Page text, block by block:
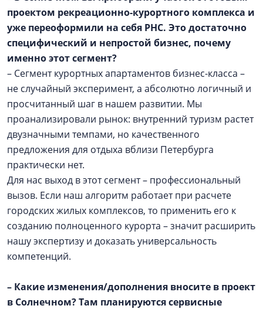
проектом рекреационно-курортного комплекса и
уже переоформили на себя РНС. Это достаточно
специфический и непростой бизнес, почему
именно этот сегмент?
– Сегмент курортных апартаментов бизнес-класса –
не случайный эксперимент, а абсолютно логичный и
просчитанный шаг в нашем развитии. Мы
проанализировали рынок: внутренний туризм растет
двузначными темпами, но качественного
предложения для отдыха вблизи Петербурга
практически нет.
Для нас выход в этот сегмент – профессиональный
вызов. Если наш алгоритм работает при расчете
городских жилых комплексов, то применить его к
созданию полноценного курорта – значит расширить
нашу экспертизу и доказать универсальность
компетенций.
– Какие изменения/дополнения вносите в проект
в Солнечном? Там планируются сервисные